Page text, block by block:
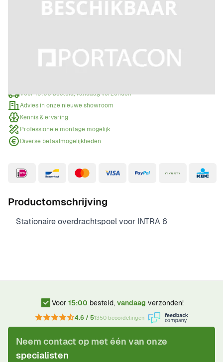
Offerte aanvragen
Wanneer een offerte aanvragen?
Voor 15:00 besteld, vandaag verzonden
Advies in onze nieuwe showroom
Kennis & ervaring
Professionele montage mogelijk
Diverse betaalmogelijkheden
Productomschrijving
Stationaire overdrachtspoel voor INTRA 6
Voor 15:00 besteld, vandaag verzonden!
4.6 / 51350 beoordelingen
Neem contact op met één van onze
specialisten